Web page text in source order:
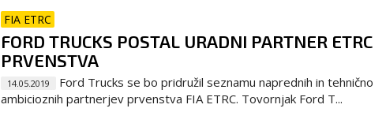
FIA ETRC
FORD TRUCKS POSTAL URADNI PARTNER ETRC
PRVENSTVA
14.05.2019
Ford Trucks se bo pridružil seznamu naprednih in tehnično
ambicioznih partnerjev prvenstva FIA ETRC. Tovornjak Ford T...